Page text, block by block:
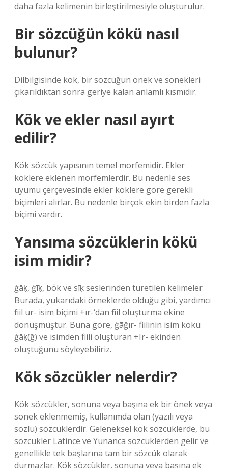
daha fazla kelimenin birleştirilmesiyle oluşturulur.
Bir sözcüğün kökü nasıl
bulunur?
Dilbilgisinde kök, bir sözcüğün önek ve sonekleri
çıkarıldıktan sonra geriye kalan anlamlı kısmıdır.
Kök ve ekler nasıl ayırt
edilir?
Kök sözcük yapısının temel morfemidir. Ekler
köklere eklenen morfemlerdir. Bu nedenle ses
uyumu çerçevesinde ekler köklere göre gerekli
biçimleri alırlar. Bu nedenle birçok ekin birden fazla
biçimi vardır.
Yansıma sözcüklerin kökü
isim midir?
ġāḳ, ġīḳ, bȫk ve sīḳ seslerinden türetilen kelimeler
Burada, yukarıdaki örneklerde olduğu gibi, yardımcı
fiil ur- isim biçimi +ır-‘dan fiil oluşturma ekine
dönüşmüştür. Buna göre, ġāğır- fiilinin isim kökü
ġāḳ(ğ) ve isimden fiili oluşturan +Ir- ekinden
oluştuğunu söyleyebiliriz.
Kök sözcükler nelerdir?
Kök sözcükler, sonuna veya başına ek bir önek veya
sonek eklenmemiş, kullanımda olan (yazılı veya
sözlü) sözcüklerdir. Geleneksel kök sözcüklerde, bu
sözcükler Latince ve Yunanca sözcüklerden gelir ve
genellikle tek başlarına tam bir sözcük olarak
durmazlar. Kök sözcükler, sonuna veya başına ek